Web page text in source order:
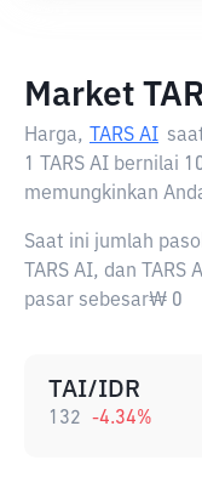
Market
Harga, TARS AI
1 TARS AI bernilai
memungkinkan
Saat ini jumlah
TARS AI, dan
pasar sebesar₩ 0
TAI/IDR
132 -4.34%